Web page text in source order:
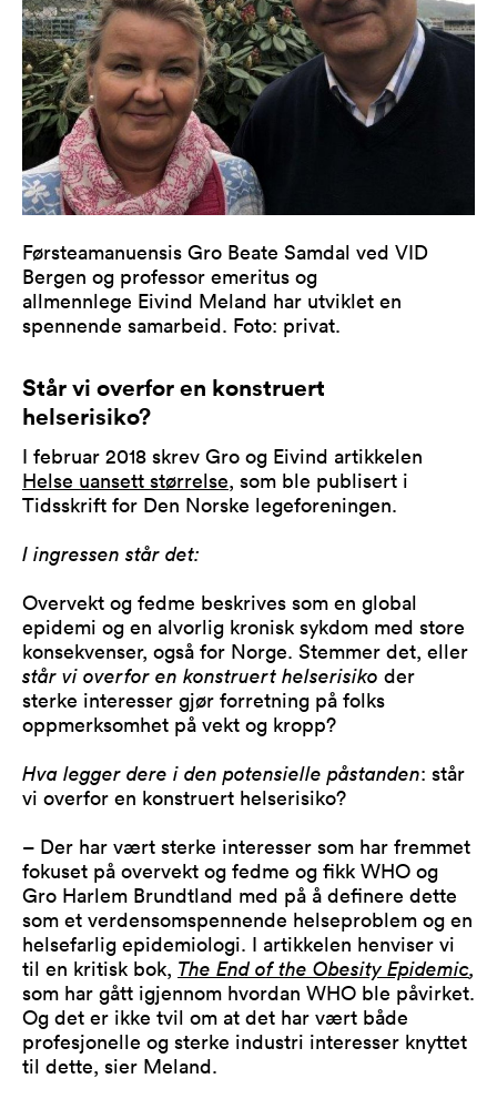
Førsteamanuensis Gro Beate Samdal ved VID
Bergen og professor emeritus og
allmennlege Eivind Meland har utviklet en
spennende samarbeid. Foto: privat.
Står vi overfor en konstruert
helserisiko?
I februar 2018 skrev Gro og Eivind artikkelen
Helse uansett størrelse, som ble publisert i
Tidsskrift for Den Norske legeforeningen.
I ingressen står det:
Overvekt og fedme beskrives som en global
epidemi og en alvorlig kronisk sykdom med store
konsekvenser, også for Norge. Stemmer det, eller
står vi overfor en konstruert helserisiko der
sterke interesser gjør forretning på folks
oppmerksomhet på vekt og kropp?
Hva legger dere i den potensielle påstanden: står
vi overfor en konstruert helserisiko?
– Der har vært sterke interesser som har fremmet
fokuset på overvekt og fedme og fikk WHO og
Gro Harlem Brundtland med på å definere dette
som et verdensomspennende helseproblem og en
helsefarlig epidemiologi. I artikkelen henviser vi
til en kritisk bok, The End of the Obesity Epidemic,
som har gått igjennom hvordan WHO ble påvirket.
Og det er ikke tvil om at det har vært både
profesjonelle og sterke industri interesser knyttet
til dette, sier Meland.